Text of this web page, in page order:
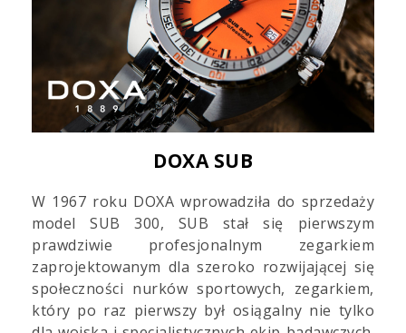
DOXA SUB
W 1967 roku DOXA wprowadziła do sprzedaży
model SUB 300, SUB stał się pierwszym
prawdziwie profesjonalnym zegarkiem
zaprojektowanym dla szeroko rozwijającej się
społeczności nurków sportowych, zegarkiem,
który po raz pierwszy był osiągalny nie tylko